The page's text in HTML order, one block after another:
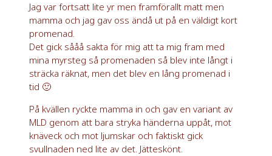
Jag var fortsatt lite yr men framförallt matt men
mamma och jag gav oss ändå ut på en väldigt kort
promenad.
Det gick sååå sakta för mig att ta mig fram med
mina myrsteg så promenaden så blev inte långt i
sträcka räknat, men det blev en lång promenad i
tid 🙂
På kvällen ryckte mamma in och gav en variant av
MLD genom att bara stryka händerna uppåt, mot
knäveck och mot ljumskar och faktiskt gick
svullnaden ned lite av det. Jätteskönt.